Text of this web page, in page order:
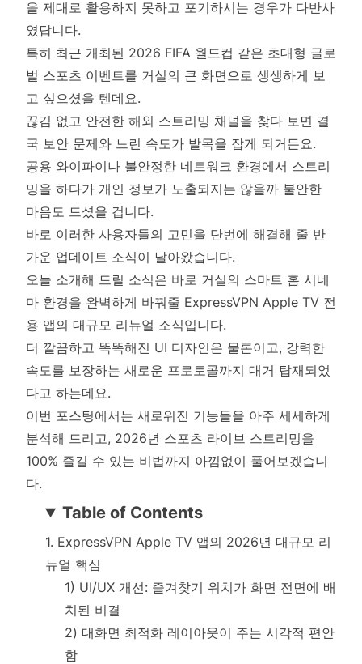
을 제대로 활용하지 못하고 포기하시는 경우가 다반사
였답니다.
특히 최근 개최된 2026 FIFA 월드컵 같은 초대형 글로
벌 스포츠 이벤트를 거실의 큰 화면으로 생생하게 보
고 싶으셨을 텐데요.
끊김 없고 안전한 해외 스트리밍 채널을 찾다 보면 결
국 보안 문제와 느린 속도가 발목을 잡게 되거든요.
공용 와이파이나 불안정한 네트워크 환경에서 스트리
밍을 하다가 개인 정보가 노출되지는 않을까 불안한
마음도 드셨을 겁니다.
바로 이러한 사용자들의 고민을 단번에 해결해 줄 반
가운 업데이트 소식이 날아왔습니다.
오늘 소개해 드릴 소식은 바로 거실의 스마트 홈 시네
마 환경을 완벽하게 바꿔줄 ExpressVPN Apple TV 전
용 앱의 대규모 리뉴얼 소식입니다.
더 깔끔하고 똑똑해진 UI 디자인은 물론이고, 강력한
속도를 보장하는 새로운 프로토콜까지 대거 탑재되었
다고 하는데요.
이번 포스팅에서는 새로워진 기능들을 아주 세세하게
분석해 드리고, 2026년 스포츠 라이브 스트리밍을
100% 즐길 수 있는 비법까지 아낌없이 풀어보겠습니
다.
Table of Contents
1. ExpressVPN Apple TV 앱의 2026년 대규모 리
뉴얼 핵심
1) UI/UX 개선: 즐겨찾기 위치가 화면 전면에 배
치된 비결
2) 대화면 최적화 레이아웃이 주는 시각적 편안
함